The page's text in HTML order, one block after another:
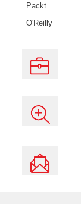
Packt
O'Reilly